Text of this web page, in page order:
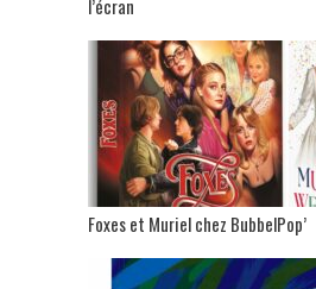
l’écran
Foxes et Muriel chez BubbelPop’